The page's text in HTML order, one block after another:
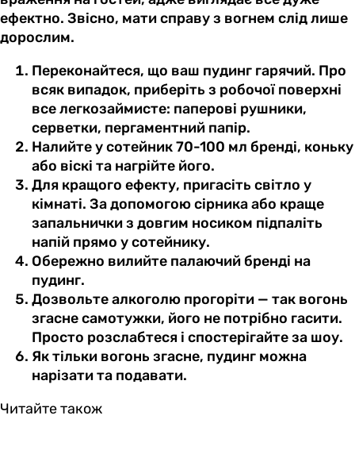
ефектно. Звісно, мати справу з вогнем слід лише
дорослим.
Переконайтеся, що ваш пудинг гарячий. Про
всяк випадок, приберіть з робочої поверхні
все легкозаймисте: паперові рушники,
серветки, пергаментний папір.
Налийте у сотейник 70-100 мл бренді, коньку
або віскі та нагрійте його.
Для кращого ефекту, пригасіть світло у
кімнаті. За допомогою сірника або краще
запальнички з довгим носиком підпаліть
напій прямо у сотейнику.
Обережно вилийте палаючий бренді на
пудинг.
Дозвольте алкоголю прогоріти — так вогонь
згасне самотужки, його не потрібно гасити.
Просто розслабтеся і спостерігайте за шоу.
Як тільки вогонь згасне, пудинг можна
нарізати та подавати.
Читайте також